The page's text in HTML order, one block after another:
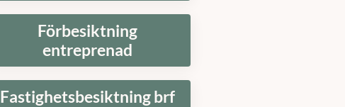
Förbesiktning
entreprenad
Fastighetsbesiktning brf